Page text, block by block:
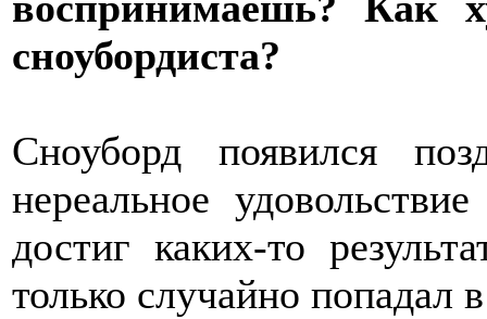
сноубордиста?
Сноуборд появился
нереальное
достиг каких-то
только случайно попадал